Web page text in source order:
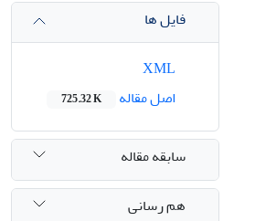
فایل ها
اصل مقاله
725.32 K
سابقه مقاله
هم رسانی